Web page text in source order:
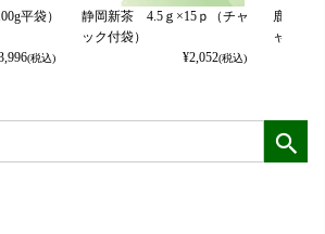
平袋）
(税込)
静岡新茶 4.5ｇ×15ｐ（チャ
ック付袋）
¥2,052(税込)
鹿児島
ャック